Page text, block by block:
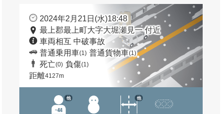
2024年2月21日(水)18:48
最上郡最上町大字大堀瀬見一 付近
車両相互 中破事故
普通乗用車(1) 普通貨物車(1)
死亡(0) 負傷(1)
距離4127m
他 他